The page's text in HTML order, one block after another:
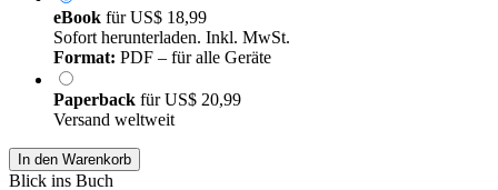
eBook fürUS$ 18,99
Sofort herunterladen. Inkl. MwSt.
Format: PDF – für alle Geräte
Paperback fürUS$ 20,99
Versand weltweit
In den Warenkorb
Blick ins Buch